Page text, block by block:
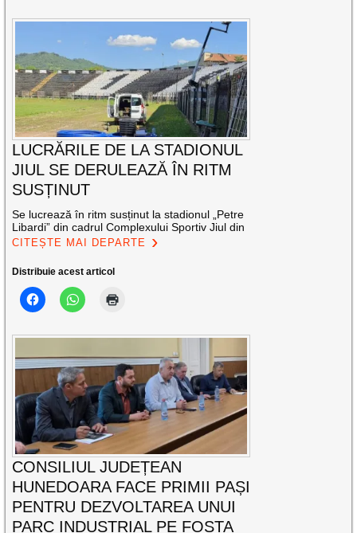
LUCRĂRILE DE LA STADIONUL
JIUL SE DERULEAZĂ ÎN RITM
SUSȚINUT
Se lucrează în ritm susținut la stadionul „Petre
Libardi” din cadrul Complexului Sportiv Jiul din
CITEȘTE MAI DEPARTE
Distribuie acest articol
CONSILIUL JUDEȚEAN
HUNEDOARA FACE PRIMII PAȘI
PENTRU DEZVOLTAREA UNUI
PARC INDUSTRIAL PE FOSTA